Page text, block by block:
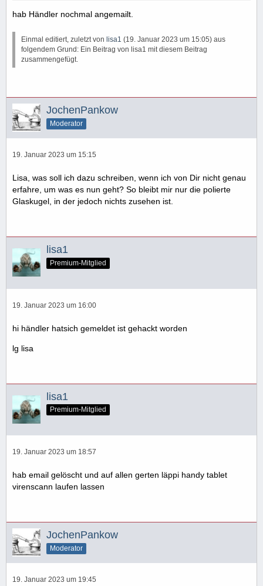
hab Händler nochmal angemailt.
Einmal editiert, zuletzt von lisa1 (19. Januar 2023 um 15:05) aus
folgendem Grund: Ein Beitrag von lisa1 mit diesem Beitrag
zusammengefügt.
JochenPankow
Moderator
19. Januar 2023 um 15:15
Lisa, was soll ich dazu schreiben, wenn ich von Dir nicht genau
erfahre, um was es nun geht? So bleibt mir nur die polierte
Glaskugel, in der jedoch nichts zusehen ist.
lisa1
Premium-Mitglied
19. Januar 2023 um 16:00
hi händler hatsich gemeldet ist gehackt worden
lg lisa
lisa1
Premium-Mitglied
19. Januar 2023 um 18:57
hab email gelöscht und auf allen gerten läppi handy tablet
virenscann laufen lassen
JochenPankow
Moderator
19. Januar 2023 um 19:45